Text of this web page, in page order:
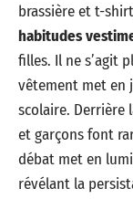
brassière et t-
habitudes
filles. Il ne s’agit
vêtement met en
scolaire. Derrière
et garçons font
débat met en
révélant la